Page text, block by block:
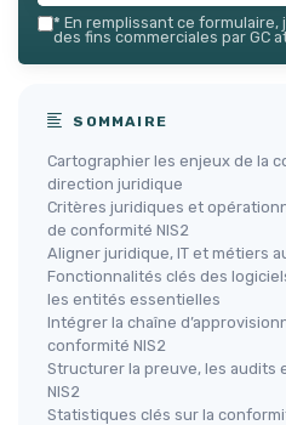
* En remplissant ce formulaire,
des fins commerciales par GC
SOMMAIRE
Cartographier les enjeux de la
direction juridique
Critères juridiques et
de conformité NIS2
Aligner juridique, IT et métiers
Fonctionnalités clés des
les entités essentielles
Intégrer la chaîne
conformité NIS2
Structurer la preuve, les audits
NIS2
Statistiques clés sur la